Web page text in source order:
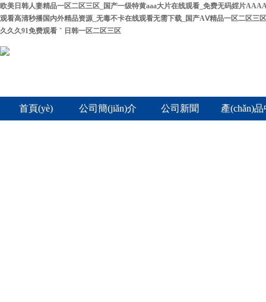
欧美日韩人妻精品一区二区三区_国产一级特黄aaa大片在线观看_免费无码婬片
观看高清秒播国内外精品资源_无毒不卡在线观看无需下载_国产AⅤ精品一区二区三
久久久91免费观看｀日韩一区二区三区
首頁(yè) 公司簡(jiǎn)介 公司新聞 產(chǎn)